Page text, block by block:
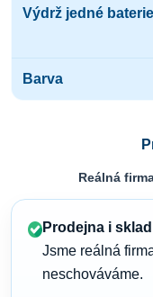
Výdrž jedné baterie
Barva
Reálná
Prodejna i
Jsme reálná
neschováváme.